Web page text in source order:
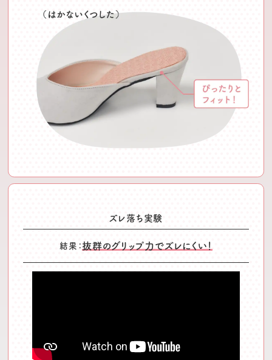
ズレ落ち実験
結果： 抜群のグリップ力でズレにくい！